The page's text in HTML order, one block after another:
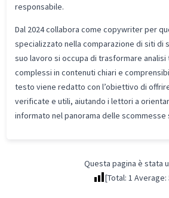
responsabile.
Dal 2024 collabora come copywriter per
specializzato nella comparazione di siti di
suo lavoro si occupa di trasformare analisi
complessi in contenuti chiari e
testo viene redatto con l’obiettivo di
verificate e utili, aiutando i lettori a
informato nel panorama delle scommesse
Questa pagina è stata
[Total: 1 Average: